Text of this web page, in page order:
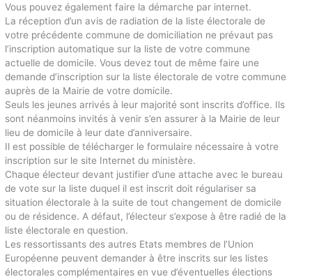
Vous pouvez également faire la démarche par internet.
La réception d’un avis de radiation de la liste électorale de
votre précédente commune de domiciliation ne prévaut pas
l’inscription automatique sur la liste de votre commune
actuelle de domicile. Vous devez tout de même faire une
demande d’inscription sur la liste électorale de votre commune
auprès de la Mairie de votre domicile.
Seuls les jeunes arrivés à leur majorité sont inscrits d’office. Ils
sont néanmoins invités à venir s’en assurer à la Mairie de leur
lieu de domicile à leur date d’anniversaire.
Il est possible de télécharger le formulaire nécessaire à votre
inscription sur le site Internet du ministère.
Chaque électeur devant justifier d’une attache avec le bureau
de vote sur la liste duquel il est inscrit doit régulariser sa
situation électorale à la suite de tout changement de domicile
ou de résidence. A défaut, l’électeur s’expose à être radié de la
liste électorale en question.
Les ressortissants des autres Etats membres de l’Union
Européenne peuvent demander à être inscrits sur les listes
électorales complémentaires en vue d’éventuelles élections